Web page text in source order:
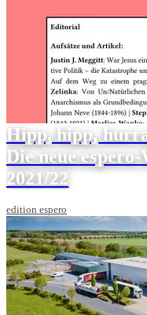
Hipp, hipp,
Die neue
2021/22
edition espero